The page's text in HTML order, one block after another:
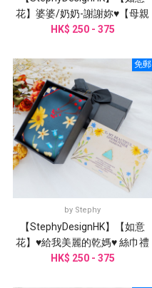
花】婆婆/奶奶-謝謝妳♥【母親
節禮物】絲巾禮盒
HK$ 250 - 375
免郵
by Stephy
【StephyDesignHK】【如意
花】♥給我美麗的乾媽♥ 絲巾禮
盒
HK$ 250 - 375